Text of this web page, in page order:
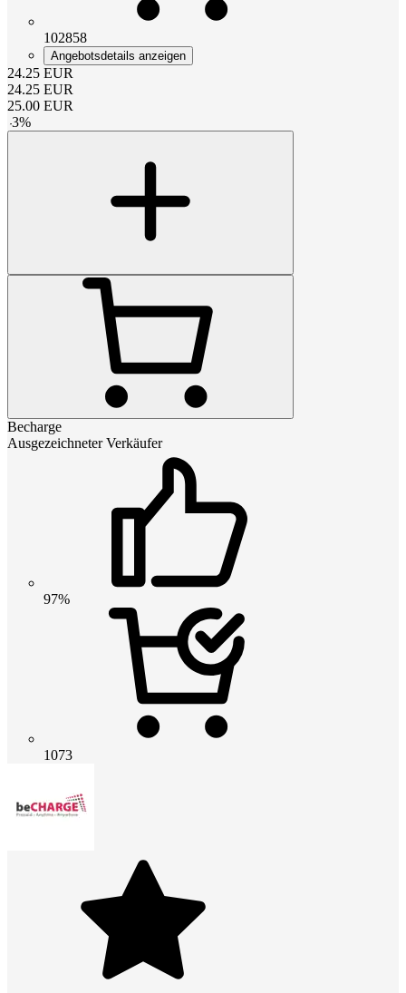
102858
Angebotsdetails anzeigen
24.25 EUR
24.25 EUR
25.00 EUR
-3%
Becharge
Ausgezeichneter Verkäufer
97%
1073